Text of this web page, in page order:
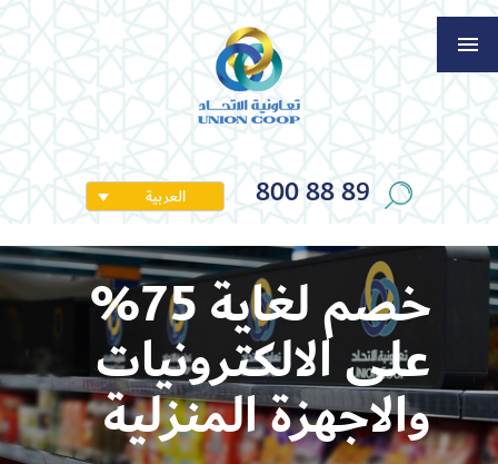
800 88 89 العربية
خصم لغاية 75%
على الالكترونيات
والاجهزة المنزلية